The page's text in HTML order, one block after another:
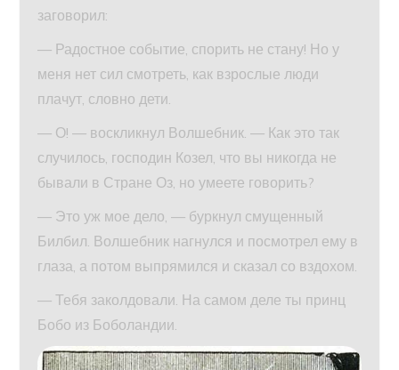
заговорил:
— Радостное событие, спорить не стану! Но у
меня нет сил смотреть, как взрослые люди
плачут, словно дети.
— О! — воскликнул Волшебник. — Как это так
случилось, господин Козел, что вы никогда не
бывали в Стране Оз, но умеете говорить?
— Это уж мое дело, — буркнул смущенный
Билбил. Волшебник нагнулся и посмотрел ему в
глаза, а потом выпрямился и сказал со вздохом.
— Тебя заколдовали. На самом деле ты принц
Бобо из Боболандии.